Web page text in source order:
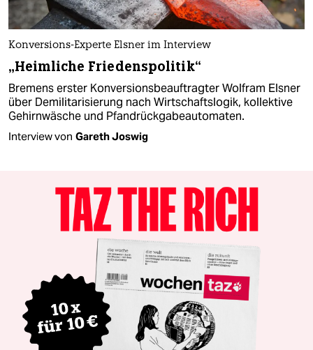
Konversions-Experte Elsner im Interview
„Heimliche Friedenspolitik“
Bremens erster Konversionsbeauftragter Wolfram Elsner
über Demilitarisierung nach Wirtschaftslogik, kollektive
Gehirnwäsche und Pfandrückgabeautomaten.
Interview von Gareth Joswig